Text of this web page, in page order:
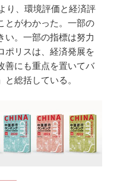
り、環境評価と経済評
とがわかった。一部の
い。一部の指標は努力
ポリスは、経済発展を
善にも重点を置いてバ
総括している。